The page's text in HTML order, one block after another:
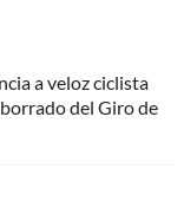
a veloz ciclista
del Giro de